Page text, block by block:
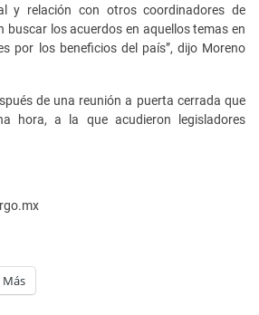
y relación con otros coordinadores de
buscar los acuerdos en aquellos temas en
por los beneficios del país”, dijo Moreno
de una reunión a puerta cerrada que
hora, a la que acudieron legisladores
Más